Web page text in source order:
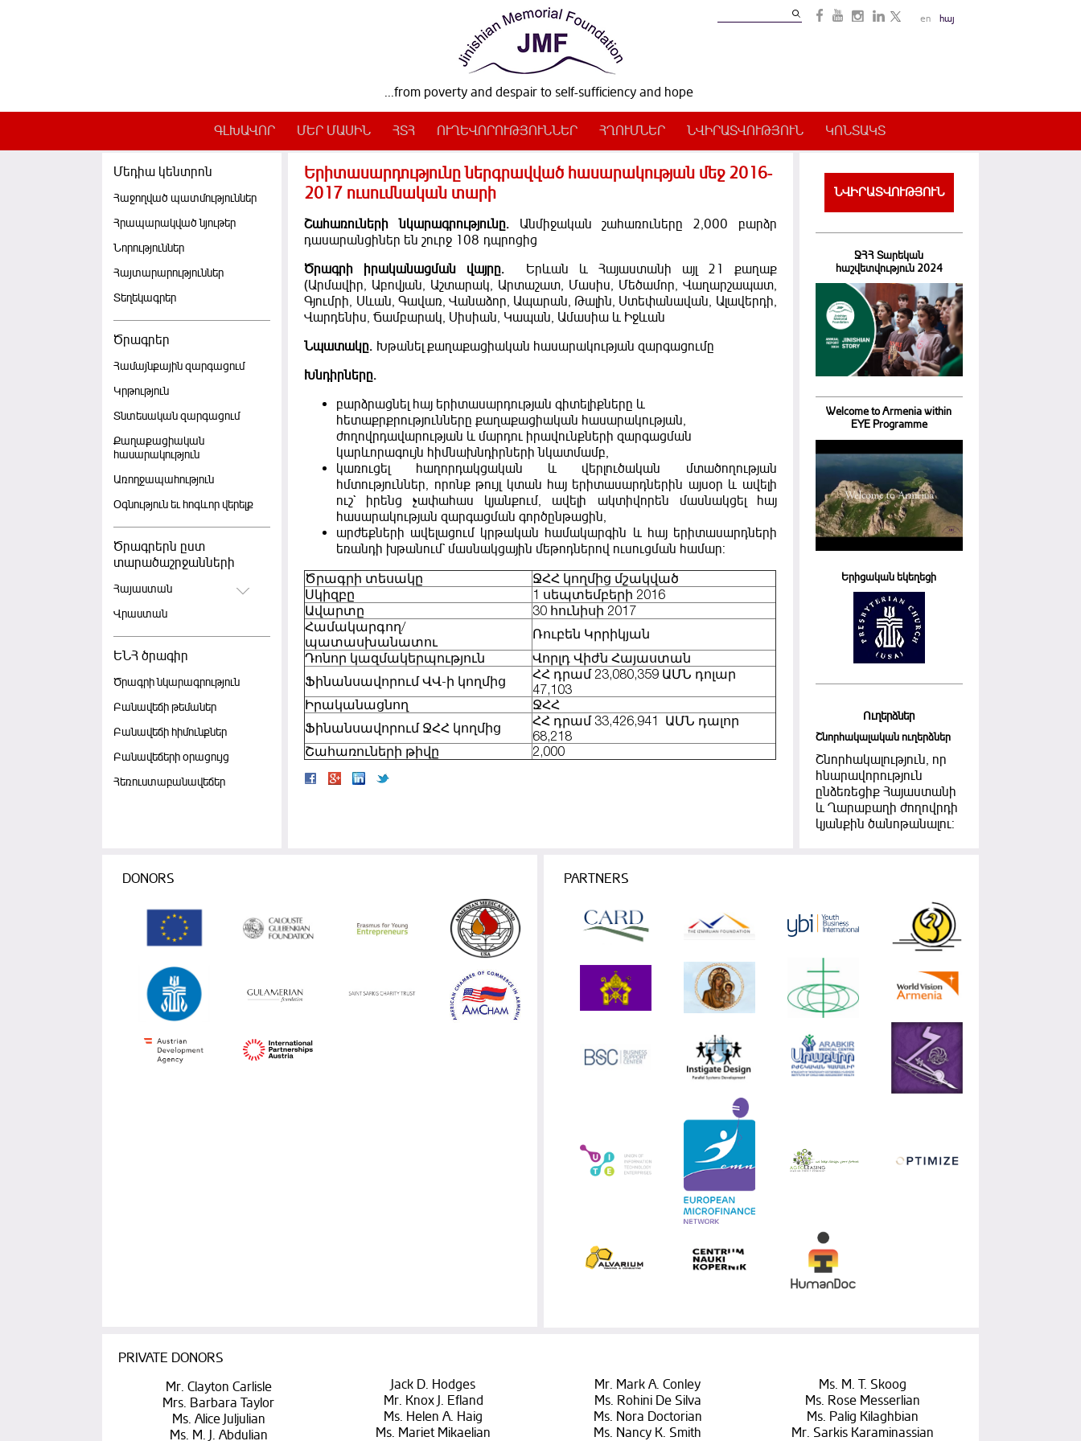
en հայ
...from poverty and despair to self-sufficiency and hope
ԳԼԽԱՎՈՐ ՄԵՐ ՄԱՍԻՆ ՀՏՀ ՈՒՂԵՎՈՐՈՒԹՅՈՒՆՆԵՐ ՀՂՈՒՄՆԵՐ ՆՎԻՐԱՏՎՈՒԹՅՈՒՆ ԿՈՆՏԱԿՏ
Մեդիա կենտրոն
Հաջողված պատմություններ
Հրապարակված նյութեր
Նորություններ
Հայտարարություններ
Տեղեկագրեր
Ծրագրեր
Համայնքային զարգացում
Կրթություն
Տնտեսական զարգացում
Քաղաքացիական
հասարակություն
Առողջապահություն
Օգնություն եւ հոգևոր վերելք
Ծրագրերն ըստ
տարածաշրջանների
Հայաստան
Վրաստան
ԵՆՀ ծրագիր
Ծրագրի նկարագրություն
Բանավեճի թեմաներ
Բանավեճի հիմունքներ
Բանավեճերի օրացույց
Հեռուստաբանավեճեր
Երիտասարդությունը ներգրավված հասարակության մեջ 2016-
2017 ուսումնական տարի
Շահառուների նկարագրությունը. Անմիջական շահառուները 2,000 բարձր
դասարանցիներ են շուրջ 108 դպրոցից
Ծրագրի իրականացման վայրը. Երևան և Հայաստանի այլ 21 քաղաք
(Արմավիր, Աբովյան, Աշտարակ, Արտաշատ, Մասիս, Մեծամոր, Վաղարշապատ,
Գյումրի, Սևան, Գավառ, Վանաձոր, Ապարան, Թալին, Ստեփանավան, Ալավերդի,
Վարդենիս, Ճամբարակ, Սիսիան, Կապան, Ամասիա և Իջևան
Նպատակը. Խթանել քաղաքացիական հասարակության զարգացումը
Խնդիրները.
բարձրացնել հայ երիտասարդության գիտելիքները և
հետաքրքրությունները քաղաքացիական հասարակության,
ժողովրդավարության և մարդու իրավունքների զարգացման
կարևորագույն հիմնախնդիրների նկատմամբ,
կառուցել հաղորդակցական և վերլուծական մտածողության
հմտություններ, որոնք թույլ կտան հայ երիտասարդներին այսօր և ավելի
ուշ` իրենց չափահաս կյանքում, ավելի ակտիվորեն մասնակցել հայ
հասարակության զարգացման գործընթացին,
արժեքների ավելացում կրթական համակարգին և հայ երիտասարդների
եռանդի խթանում` մասնակցային մեթոդներով ուսուցման համար:
Ծրագրի տեսակը
ՋՀՀ կողմից մշակված
Սկիզբը
1 սեպտեմբերի 2016
Ավարտը
30 հունիսի 2017
Համակարգող/
պատասխանատու
Ռուբեն Կրրիկյան
Դոնոր կազմակերպություն
Վորլդ Վիժն Հայաստան
Ֆինանսավորում ՎՎ-ի կողմից
ՀՀ դրամ 23,080,359 ԱՄՆ դոլար
47,103
Իրականացնող
ՋՀՀ
Ֆինանսավորում ՋՀՀ կողմից
ՀՀ դրամ 33,426,941 ԱՄՆ դալոր
68,218
Շահառուների թիվը
2,000
ՆՎԻՐԱՏՎՈՒԹՅՈՒՆ
ՋՀՀ Տարեկան
հաշվետվություն 2024
Welcome to Armenia within
EYE Programme
Երիցական եկեղեցի
Ուղերձներ
Շնորհակալական ուղերձներ
Շնորհակալություն, որ
հնարավորություն
ընձեռեցիք Հայաստանի
և Ղարաբաղի ժողովրդի
կյանքին ծանոթանալու:
DONORS PARTNERS
PRIVATE DONORS
Mr. Clayton Carlisle
Mrs. Barbara Taylor
Ms. Alice Juljulian
Ms. M. J. Abdulian
Jack D. Hodges
Mr. Knox J. Efland
Ms. Helen A. Haig
Ms. Mariet Mikaelian
Mr. Mark A. Conley
Ms. Rohini De Silva
Ms. Nora Doctorian
Ms. Nancy K. Smith
Ms. M. T. Skoog
Ms. Rose Messerlian
Ms. Palig Kilaghbian
Mr. Sarkis Karaminassian